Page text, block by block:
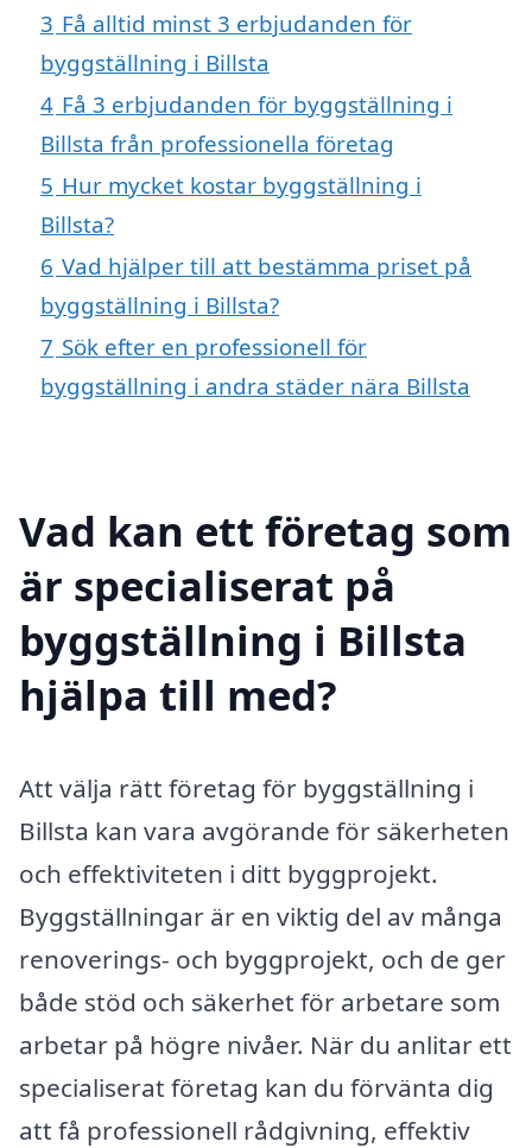
3 Få alltid minst 3 erbjudanden för
byggställning i Billsta
4 Få 3 erbjudanden för byggställning i
Billsta från professionella företag
5 Hur mycket kostar byggställning i
Billsta?
6 Vad hjälper till att bestämma priset på
byggställning i Billsta?
7 Sök efter en professionell för
byggställning i andra städer nära Billsta
Vad kan ett företag som
är specialiserat på
byggställning i Billsta
hjälpa till med?
Att välja rätt företag för byggställning i
Billsta kan vara avgörande för säkerheten
och effektiviteten i ditt byggprojekt.
Byggställningar är en viktig del av många
renoverings- och byggprojekt, och de ger
både stöd och säkerhet för arbetare som
arbetar på högre nivåer. När du anlitar ett
specialiserat företag kan du förvänta dig
att få professionell rådgivning, effektiv